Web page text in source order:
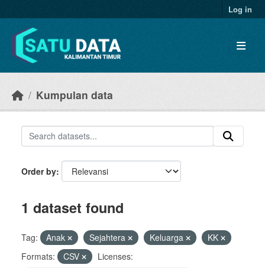
Log in
Kumpulan data
Order by
1 dataset found
Tag: Anak Sejahtera Keluarga
KK
Formats:
CSV
Licenses: